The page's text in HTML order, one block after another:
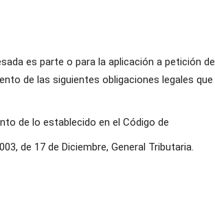
es parte o para la aplicación a petición de
de las siguientes obligaciones legales que
de lo establecido en el Código de
de 17 de Diciembre, General Tributaria.